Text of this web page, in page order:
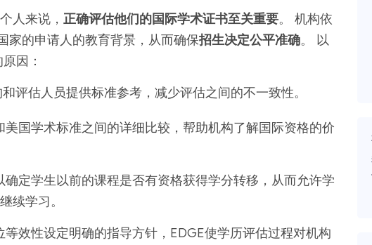
人来说， 正确评估他们的国际学术证书至关重要。 机构依
家的申请人的教育背景，从而确保招生决定公平准确。 以
因：
评估人员提供标准参考，减少评估之间的不一致性。
美国学术标准之间的详细比较，帮助机构了解国际资格的价
确定学生以前的课程是否有资格获得学分转移，从而允许学
续学习。
等效性设定明确的指导方针，EDGE使学历评估过程对机构